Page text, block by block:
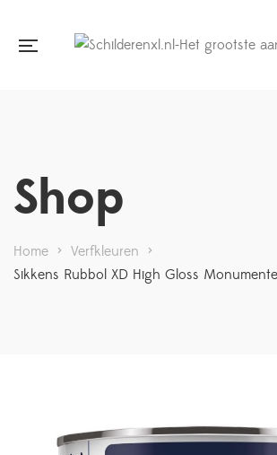
Shop
Home > Verfkleuren >
Sikkens Rubbol XD High Gloss